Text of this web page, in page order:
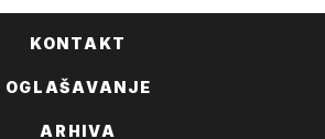
KONTAKT
OGLAŠAVANJE
ARHIVA